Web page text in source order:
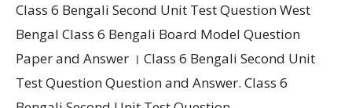
Class 6 Bengali Second Unit Test Question West
Bengal Class 6 Bengali Board Model Question
Paper and Answer । Class 6 Bengali Second Unit
Test Question Question and Answer. Class 6